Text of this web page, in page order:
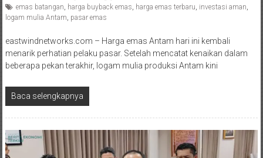
emas batangan harga buyback emas harga emas terbaru investasi aman
logam mulia Antam pasar emas
eastwindnetworks.com – Harga emas Antam hari ini kembali
menarik perhatian pelaku pasar. Setelah mencatat kenaikan dalam
beberapa pekan terakhir, logam mulia produksi Antam kini
Baca selengkapnya